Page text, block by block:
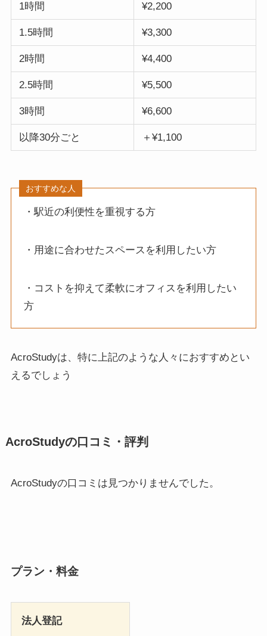
1時間 ¥2,200
1.5時間 ¥3,300
2時間 ¥4,400
2.5時間 ¥5,500
3時間 ¥6,600
以降30分ごと ＋¥1,100
おすすめな人
・駅近の利便性を重視する方
・用途に合わせたスペースを利用したい方
・コストを抑えて柔軟にオフィスを利用したい
方
AcroStudyは、特に上記のような人々におすすめとい
えるでしょう
AcroStudyの口コミ・評判
AcroStudyの口コミは見つかりませんでした。
プラン・料金
法人登記